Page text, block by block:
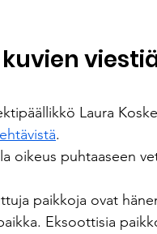
Laura
.
oikeus puhtaaseen
paikkoja ovat
Eksoottisia